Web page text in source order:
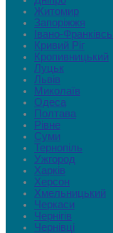
Житомир
Запоріжжя
Івано-
Кривий Ріг
Кропивницький
Луцьк
Львів
Миколаїв
Одеса
Полтава
Рівне
Суми
Тернопіль
Ужгород
Харків
Херсон
Хмельницький
Черкаси
Чернігів
Чернівці